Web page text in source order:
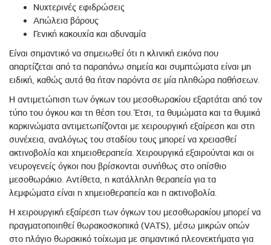
Νυχτερινές εφιδρώσεις
Απώλεια βάρους
Γενική κακουχία και αδυναμία
Είναι σημαντικό να σημειωθεί ότι η κλινική εικόνα που
απαρτίζεται από τα παραπάνω σημεία και συμπτώματα είναι μη
ειδική, καθώς αυτά θα ήταν παρόντα σε μία πληθώρα παθήσεων.
Η αντιμετώπιση των όγκων του μεσοθωρακίου εξαρτάται από τον
τύπο του όγκου και τη θέση του. Έτσι, τα θυμώματα και τα θυμικά
καρκινώματα αντιμετωπίζονται με χειρουργική εξαίρεση και στη
συνέχεια, αναλόγως του σταδίου τους μπορεί να χρειασθεί
ακτινοβολία και χημειοθεραπεία. Χειρουργικά εξαιρούνται και οι
νευρογενείς όγκοι που βρίσκονται συνήθως στο οπίσθιο
μεσοθωράκιο. Αντίθετα, η κατάλληλη θεραπεία για τα
λεμφώματα είναι η χημειοθεραπεία και η ακτινοβολία.
Η χειρουργική εξαίρεση των όγκων του μεσοθωρακίου μπορεί να
πραγματοποιηθεί θωρακοσκοπικά (VATS), μέσω μικρών οπών
στο πλάγιο θωρακικό τοίχωμα με σημαντικά πλεονεκτήματα για